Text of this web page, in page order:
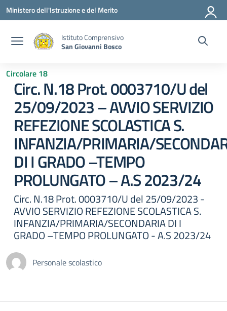
Vai ai contenuti
Vai al menu di navigazione
Vai al footer
Ministero dell'Istruzione e del Merito
Istituto Comprensivo
San Giovanni Bosco
Circolare 18
Circ. N.18 Prot. 0003710/U del
25/09/2023 – AVVIO SERVIZIO
REFEZIONE SCOLASTICA S.
INFANZIA/PRIMARIA/
DI I GRADO –TEMPO
PROLUNGATO – A.S 2023/24
Circ. N.18 Prot. 0003710/U del 25/09/2023 -
AVVIO SERVIZIO REFEZIONE SCOLASTICA S.
INFANZIA/PRIMARIA/SECONDARIA DI I
GRADO –TEMPO PROLUNGATO - A.S 2023/24
Personale scolastico